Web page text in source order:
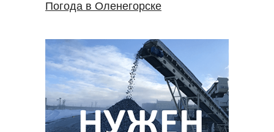
Погода в Оленегорске